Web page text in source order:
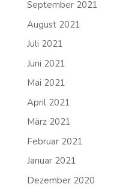
September 2021
August 2021
Juli 2021
Juni 2021
Mai 2021
April 2021
März 2021
Februar 2021
Januar 2021
Dezember 2020